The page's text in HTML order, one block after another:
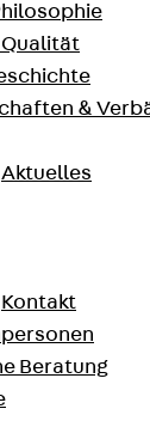
Qualität
&
Aktuelles
Kontakt
Beratung